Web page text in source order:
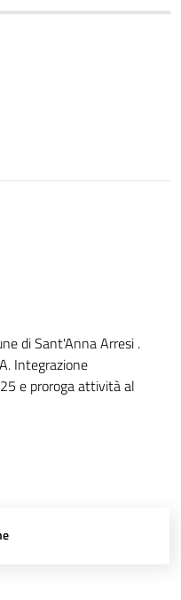
di Sant'Anna Arresi .
Integrazione
e proroga attività al